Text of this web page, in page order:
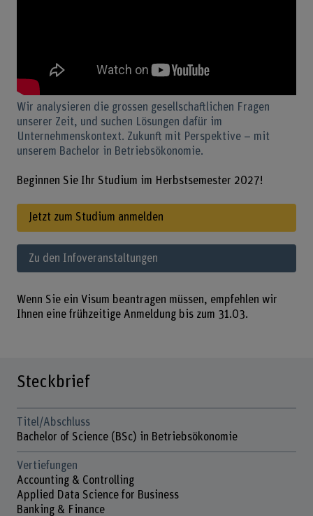
Wir analysieren die grossen gesellschaftlichen Fragen
unserer Zeit, und suchen Lösungen dafür im
Unternehmenskontext. Zukunft mit Perspektive – mit
unserem Bachelor in Betriebsökonomie.
Beginnen Sie Ihr Studium im Herbstsemester 2027!
Jetzt zum Studium anmelden
Zu den Infoveranstaltungen
Wenn Sie ein Visum beantragen müssen, empfehlen wir
Ihnen eine frühzeitige Anmeldung bis zum 31.03.
Steckbrief
Titel/Abschluss
Bachelor of Science (BSc) in Betriebsökonomie
Vertiefungen
Accounting & Controlling
Applied Data Science for Business
Banking & Finance